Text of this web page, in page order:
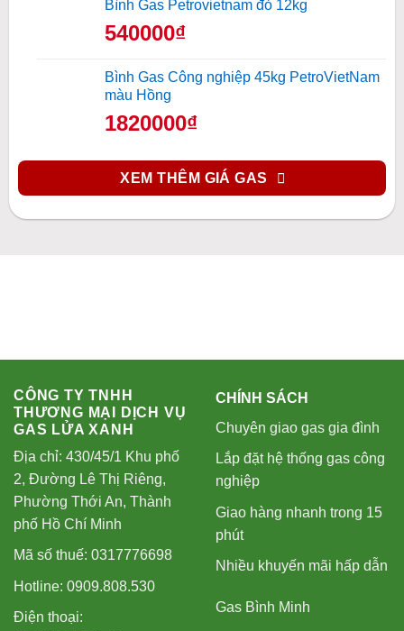
Bình Gas Petrovietnam đỏ 12kg
540000₫
Bình Gas Công nghiệp 45kg PetroVietNam
màu Hồng
1820000₫
XEM THÊM GIÁ GAS
CÔNG TY TNHH
THƯƠNG MẠI DỊCH VỤ
GAS LỬA XANH
Địa chỉ: 430/45/1 Khu phố
2, Đường Lê Thị Riêng,
Phường Thới An, Thành
phố Hồ Chí Minh
Mã số thuế: 0317776698
Hotline: 0909.808.530
Điện thoại:
CHÍNH SÁCH
Chuyên giao gas gia đình
Lắp đặt hệ thống gas công
nghiệp
Giao hàng nhanh trong 15
phút
Nhiều khuyến mãi hấp dẫn
Gas Bình Minh